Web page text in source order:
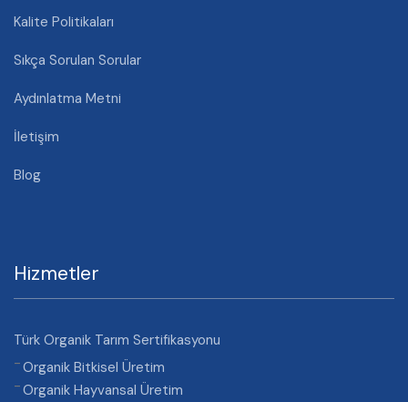
Kalite Politikaları
Sıkça Sorulan Sorular
Aydınlatma Metni
İletişim
Blog
Hizmetler
Türk Organik Tarım Sertifikasyonu
Organik Bitkisel Üretim
Organik Hayvansal Üretim